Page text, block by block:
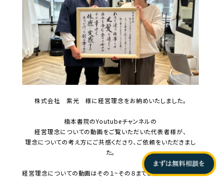
株式会社 紫光 様に経営理念をお納めいたしました。
楠本書院のYoutubeチャンネルの
経営理念についての動画をご覧いただいた代表者様が、
理念についての考え方にご共感くださり、ご依頼をいただきまし
た。
経営理念についての動画はその１~その８までご覧いただけます。